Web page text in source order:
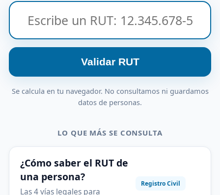
Validar RUT
Se calcula en tu navegador. No consultamos ni guardamos
datos de personas.
LO QUE MÁS SE CONSULTA
¿Cómo saber el RUT de
una persona?
Las 4 vías legales para
Registro Civil